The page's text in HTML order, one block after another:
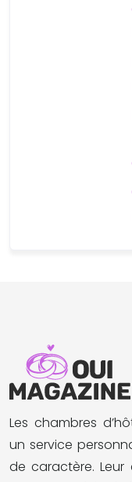
Les chambres
un service
de caractère.